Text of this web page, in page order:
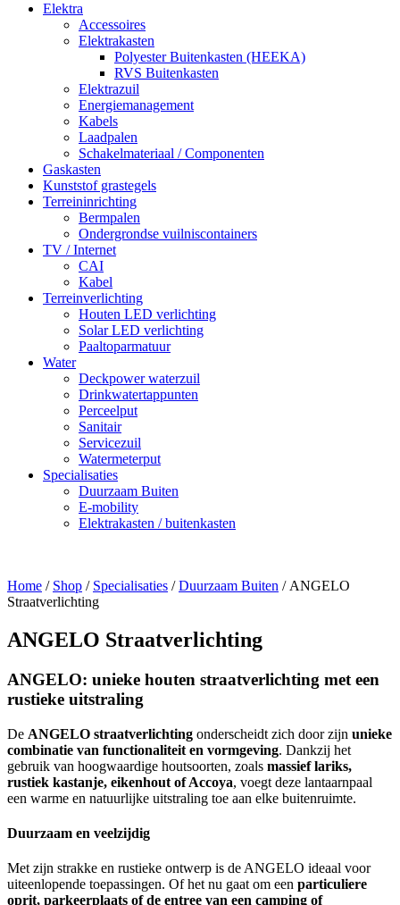
Elektra
Accessoires
Elektrakasten
Polyester Buitenkasten (HEEKA)
RVS Buitenkasten
Elektrazuil
Energiemanagement
Kabels
Laadpalen
Schakelmateriaal / Componenten
Gaskasten
Kunststof grastegels
Terreininrichting
Bermpalen
Ondergrondse vuilniscontainers
TV / Internet
CAI
Kabel
Terreinverlichting
Houten LED verlichting
Solar LED verlichting
Paaltoparmatuur
Water
Deckpower waterzuil
Drinkwatertappunten
Perceelput
Sanitair
Servicezuil
Watermeterput
Specialisaties
Duurzaam Buiten
E-mobility
Elektrakasten / buitenkasten
Home / Shop / Specialisaties /Duurzaam Buiten / ANGELO
Straatverlichting
ANGELO Straatverlichting
ANGELO: unieke houten straatverlichting met een
rustieke uitstraling
De ANGELO straatverlichting onderscheidt zich door zijn unieke
combinatie van functionaliteit en vormgeving. Dankzij het
gebruik van hoogwaardige houtsoorten, zoals massief lariks,
rustiek kastanje, eikenhout of Accoya, voegt deze lantaarnpaal
een warme en natuurlijke uitstraling toe aan elke buitenruimte.
Duurzaam en veelzijdig
Met zijn strakke en rustieke ontwerp is de ANGELO ideaal voor
uiteenlopende toepassingen. Of het nu gaat om een particuliere
oprit, parkeerplaats of de entree van een camping of